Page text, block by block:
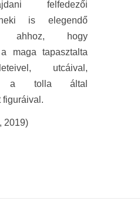
felfedezői
is elegendő
ahhoz, hogy
maga tapasztalta
utcáival,
a tolla által
figuráival.
2019)